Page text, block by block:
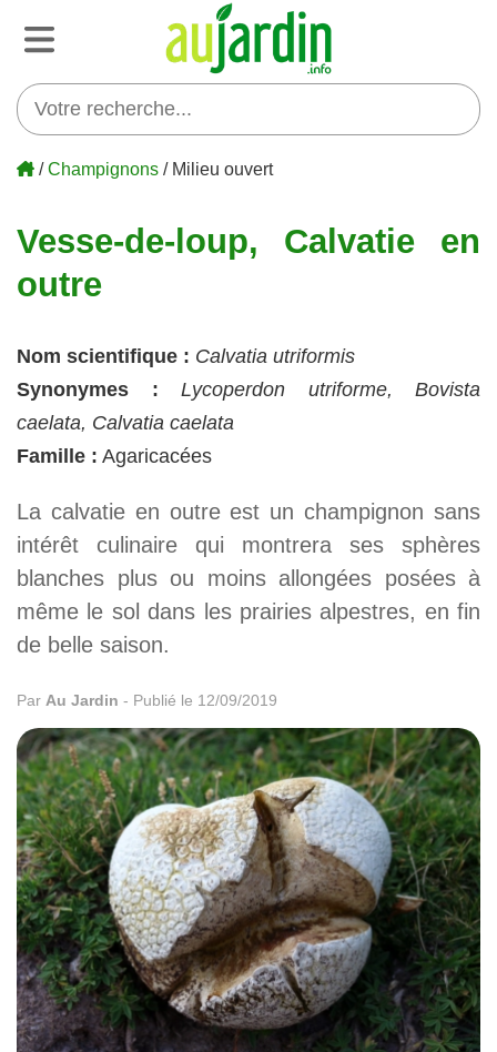
/Champignons / Milieu ouvert
Vesse-de-loup, Calvatie en
outre
Nom scientifique : Calvatia utriformis
Synonymes :
Lycoperdon utriforme, Bovista
caelata, Calvatia caelata
Famille : Agaricacées
La calvatie en outre est un champignon sans
intérêt culinaire qui montrera ses sphères
blanches plus ou moins allongées posées à
même le sol dans les prairies alpestres, en fin
de belle saison.
Par Au Jardin - Publié le 12/09/2019